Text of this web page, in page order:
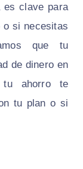
es clave para
si necesitas
que tu
de dinero en
tu ahorro te
tu plan o si